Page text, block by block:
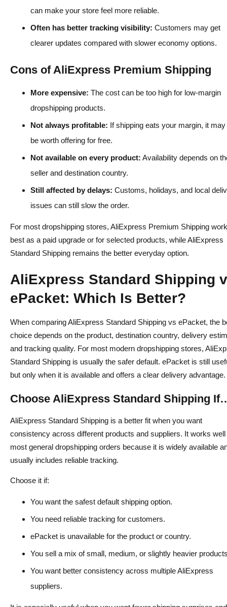
can make your store feel more reliable.
Often has better tracking visibility: Customers may get
clearer updates compared with slower economy options.
Cons of AliExpress Premium Shipping
More expensive: The cost can be too high for low-margin
dropshipping products.
Not always profitable: If shipping eats your margin, it may
be worth offering for free.
Not available on every product: Availability depends on
seller and destination country.
Still affected by delays: Customs, holidays, and local
issues can still slow the order.
For most dropshipping stores, AliExpress Premium Shipping
best as a paid upgrade or for selected products, while AliExpress
Standard Shipping remains the better everyday option.
AliExpress Standard Shipping
ePacket: Which Is Better?
When comparing AliExpress Standard Shipping vs ePacket, the
choice depends on the product, destination country, delivery
and tracking quality. For most modern dropshipping stores,
Standard Shipping is usually the safer default. ePacket is still
but only when it is available and offers a clear delivery advantage.
Choose AliExpress Standard Shipping
AliExpress Standard Shipping is a better fit when you want
consistency across different products and suppliers. It works well
most general dropshipping orders because it is widely available
usually includes reliable tracking.
Choose it if:
You want the safest default shipping option.
You need reliable tracking for customers.
ePacket is unavailable for the product or country.
You sell a mix of small, medium, or slightly heavier
You want better consistency across multiple AliExpress
suppliers.